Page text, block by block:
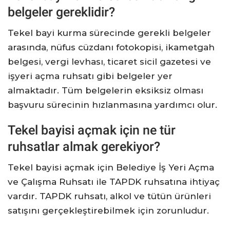
belgeler gereklidir?
Tekel bayi kurma sürecinde gerekli belgeler
arasında, nüfus cüzdanı fotokopisi, ikametgah
belgesi, vergi levhası, ticaret sicil gazetesi ve
işyeri açma ruhsatı gibi belgeler yer
almaktadır. Tüm belgelerin eksiksiz olması
başvuru sürecinin hızlanmasına yardımcı olur.
Tekel bayisi açmak için ne tür
ruhsatlar almak gerekiyor?
Tekel bayisi açmak için Belediye İş Yeri Açma
ve Çalışma Ruhsatı ile TAPDK ruhsatına ihtiyaç
vardır. TAPDK ruhsatı, alkol ve tütün ürünleri
satışını gerçekleştirebilmek için zorunludur.